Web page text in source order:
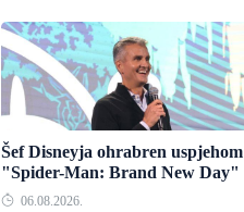
Šef Disneyja ohrabren uspjehom
"Spider-Man: Brand New Day"
06.08.2026.